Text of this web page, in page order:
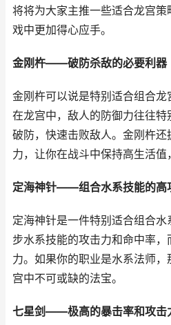
将将为大家主推一些适合龙宫
戏中更加得心应手。
金刚杵——破防杀敌的必要利器
金刚杵可以说是特别适合组合
在龙宫中，敌人的防御力往往
破防，快速击败敌人。金刚杵
力，让你在战斗中保持高生活值
定海神针——组合水系技能的高
定海神针是一件特别适合组合
步水系技能的攻击力和命中率
力。如果你的职业是水系法师
宫中不可或缺的法宝。
七星剑——极高的暴击率和攻击